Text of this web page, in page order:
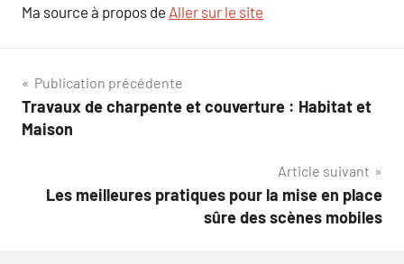
Ma source à propos de Aller sur le site
Navigation
de
Publication précédente
Travaux de charpente et couverture : Habitat et
Maison
Article suivant
Les meilleures pratiques pour la mise en place
sûre des scènes mobiles